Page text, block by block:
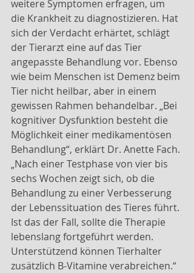
weitere Symptomen erfragen, um
die Krankheit zu diagnostizieren. Hat
sich der Verdacht erhärtet, schlägt
der Tierarzt eine auf das Tier
angepasste Behandlung vor. Ebenso
wie beim Menschen ist Demenz beim
Tier nicht heilbar, aber in einem
gewissen Rahmen behandelbar. „Bei
kognitiver Dysfunktion besteht die
Möglichkeit einer medikamentösen
Behandlung“, erklärt Dr. Anette Fach.
„Nach einer Testphase von vier bis
sechs Wochen zeigt sich, ob die
Behandlung zu einer Verbesserung
der Lebenssituation des Tieres führt.
Ist das der Fall, sollte die Therapie
lebenslang fortgeführt werden.
Unterstützend können Tierhalter
zusätzlich B-Vitamine verabreichen.“